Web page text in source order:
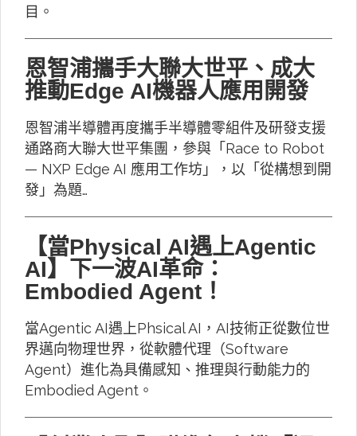
目。
恩智浦攜手大聯大世平、成大
推動Edge AI機器人應用開發
恩智浦半導體再度攜手半導體零組件及研發支援
通路商大聯大世平集團，參與「Race to Robot
— NXP Edge AI 應用工作坊」，以「從構想到開
發」為題…
【當Physical AI遇上Agentic
AI】下一波AI革命：
Embodied Agent！
當Agentic AI遇上Phsical AI，AI技術正從數位世
界邁向物理世界，從軟體代理（Software
Agent）進化為具備感知、推理與行動能力的
Embodied Agent。